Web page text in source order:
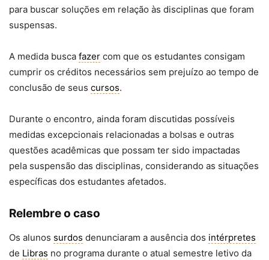
para buscar soluções em relação às disciplinas que foram
suspensas.
A medida busca fazer com que os estudantes consigam
cumprir os créditos necessários sem prejuízo ao tempo de
conclusão de seus cursos.
Durante o encontro, ainda foram discutidas possíveis
medidas excepcionais relacionadas a bolsas e outras
questões acadêmicas que possam ter sido impactadas
pela suspensão das disciplinas, considerando as situações
específicas dos estudantes afetados.
Relembre o caso
Os alunos surdos denunciaram a ausência dos intérpretes
de Libras no programa durante o atual semestre letivo da